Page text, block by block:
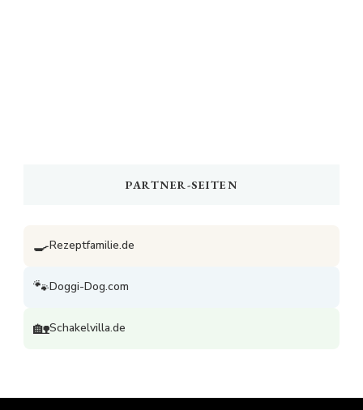
PARTNER-SEITEN
🍳Rezeptfamilie.de
🐾Doggi-Dog.com
🏡Schakelvilla.de